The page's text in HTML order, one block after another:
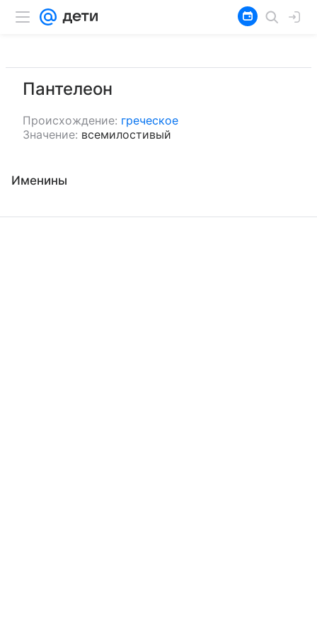
Пантелеон
Происхождение: греческое
Значение: всемилостивый
Именины